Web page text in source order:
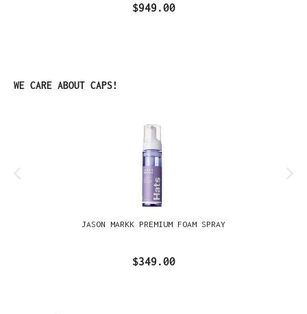
$949.00
Omitir la galería de productos
WE CARE ABOUT CAPS!
JASON MARKK PREMIUM FOAM SPRAY
$349.00